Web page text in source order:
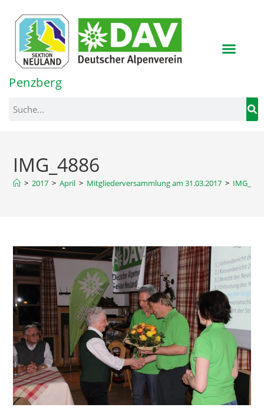
springen
Penzberg
IMG_4886
> 2017 > April > Mitgliederversammlung am 31.03.2017 >